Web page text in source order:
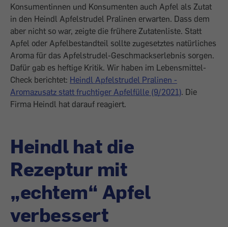
Konsumentinnen und Konsumenten auch Apfel als Zutat
in den Heindl Apfelstrudel Pralinen erwarten. Dass dem
aber nicht so war, zeigte die frühere Zutatenliste. Statt
Apfel oder Apfelbestandteil sollte zugesetztes natürliches
Aroma für das Apfelstrudel-Geschmackserlebnis sorgen.
Dafür gab es heftige Kritik. Wir haben im Lebensmittel-
Check berichtet: Heindl Apfelstrudel Pralinen -
Aromazusatz statt fruchtiger Apfelfülle (9/2021). Die
Firma Heindl hat darauf reagiert.
Heindl hat die
Rezeptur mit
„echtem“ Apfel
verbessert